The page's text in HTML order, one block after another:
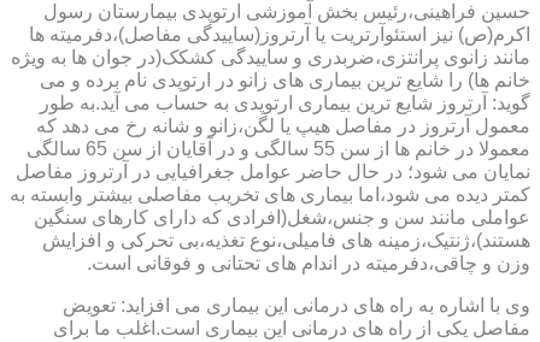
حسین فراهینی،رئیس بخش آموزشی ارتوپدی بیمارستان رسول
اکرم(ص) نیز استئوآرتریت یا آرتروز(ساییدگی مفاصل)،دفرمیته ها
مانند زانوی پرانتزی،ضربدری و ساییدگی کشکک(در جوان ها به ویژه
خانم ها) را شایع ترین بیماری های زانو در ارتوپدی نام برده و می
گوید: آرتروز شایع ترین بیماری ارتوپدی به حساب می آید.به طور
معمول آرتروز در مفاصل هیپ یا لگن،زانو و شانه رخ می دهد که
معمولا در خانم ها از سن 55 سالگی و در آقایان از سن 65 سالگی
نمایان می شود؛ در حال حاضر عوامل جغرافیایی در آرتروز مفاصل
کمتر دیده می شود،اما بیماری های تخریب مفاصلی بیشتر وابسته به
عواملی مانند سن و جنس،شغل(افرادی که دارای کارهای سنگین
هستند)،ژنتیک،زمینه های فامیلی،نوع تغذیه،بی تحرکی و افزایش
وزن و چاقی،دفرمیته در اندام های تحتانی و فوقانی است.
وی با اشاره به راه های درمانی این بیماری می افزاید: تعویض
مفاصل یکی از راه های درمانی این بیماری است.اغلب ما برای